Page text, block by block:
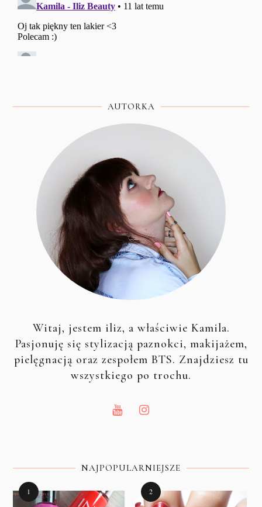
AUTORKA
Witaj, jestem iliz, a właściwie Kamila.
Pasjonuję się stylizacją paznokci, makijażem,
pielęgnacją oraz zespołem BTS. Znajdziesz tu
wszystkiego po trochu.
NAJPOPULARNIEJSZE